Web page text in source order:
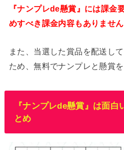
『ナンプレde懸賞』には課金
めすべき課金内容もありません
また、当選した賞品を配送し
ため、無料でナンプレと懸賞を
『ナンプレde懸賞』は面白
とめ